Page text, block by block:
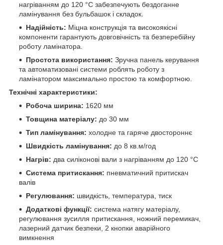
нагріванням до 120 °C забезпечують бездоганне
ламінування без бульбашок і складок.
Надійність: Міцна конструкція та високоякісні
компоненти гарантують довговічність та безперебійну
роботу ламінатора.
Простота використання: Зручна панель керування
та автоматизовані системи роблять роботу з
ламінатором максимально простою та комфортною.
Технічні характеристики:
Робоча ширина: 1620 мм
Товщина матеріалу: до 30 мм
Тип ламінування: холодне та гаряче двостороннє
Швидкість ламінування: до 8 кв.м/год
Нагрів: два силіконові вали з нагріванням до 120 °C
Система притискання: пневматичний притискач
валів
Регулювання: швидкість, температура, тиск
Додаткові функції: система натягу матеріалу,
регулювання зусилля притискання, ножний перемикач,
лазерний датчик безпеки, 2 кнопки аварійного
вимкнення